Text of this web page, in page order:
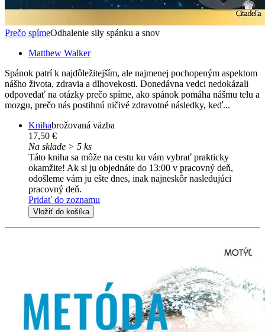
Prečo spímeOdhalenie sily spánku a snov
Matthew Walker
Spánok patrí k najdôležitejším, ale najmenej pochopeným aspektom
nášho života, zdravia a dlhovekosti. Donedávna vedci nedokázali
odpovedať na otázky prečo spíme, ako spánok pomáha nášmu telu a
mozgu, prečo nás postihnú ničivé zdravotné následky, keď...
Knihabrožovaná väzba
17,50 €
Na sklade > 5 ks
Táto kniha sa môže na cestu ku vám vybrať prakticky
okamžite! Ak si ju objednáte do 13:00 v pracovný deň,
odošleme vám ju ešte dnes, inak najneskôr nasledujúci
pracovný deň.
Pridať do zoznamu
Vložiť do košíka